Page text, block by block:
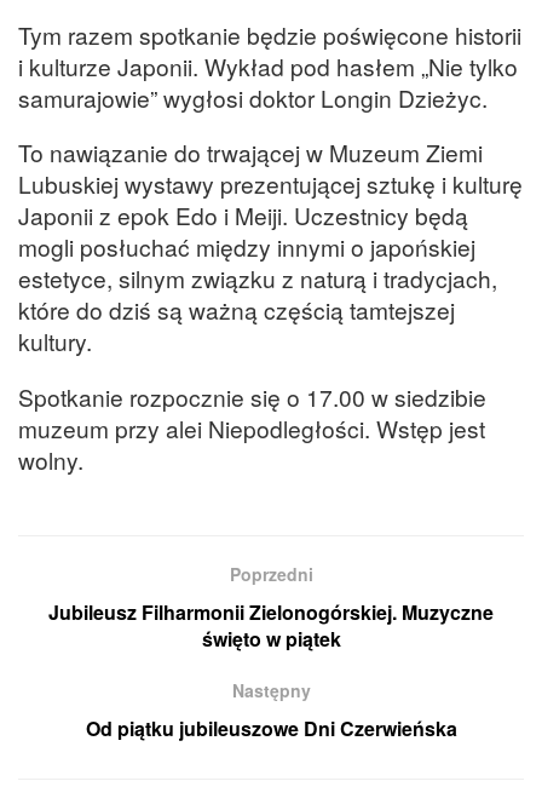
Tym razem spotkanie będzie poświęcone historii
i kulturze Japonii. Wykład pod hasłem „Nie tylko
samurajowie” wygłosi doktor Longin Dzieżyc.
To nawiązanie do trwającej w Muzeum Ziemi
Lubuskiej wystawy prezentującej sztukę i kulturę
Japonii z epok Edo i Meiji. Uczestnicy będą
mogli posłuchać między innymi o japońskiej
estetyce, silnym związku z naturą i tradycjach,
które do dziś są ważną częścią tamtejszej
kultury.
Spotkanie rozpocznie się o 17.00 w siedzibie
muzeum przy alei Niepodległości. Wstęp jest
wolny.
Poprzedni
Jubileusz Filharmonii Zielonogórskiej. Muzyczne
święto w piątek
Następny
Od piątku jubileuszowe Dni Czerwieńska